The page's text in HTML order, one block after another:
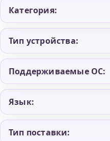
Категория:
Тип устройства:
Поддерживаемые ОС:
Язык:
Тип поставки: